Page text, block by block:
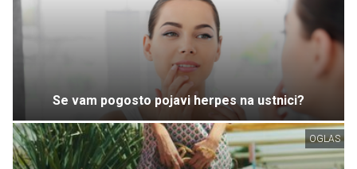
Se vam pogosto pojavi herpes na ustnici?
OGLAS